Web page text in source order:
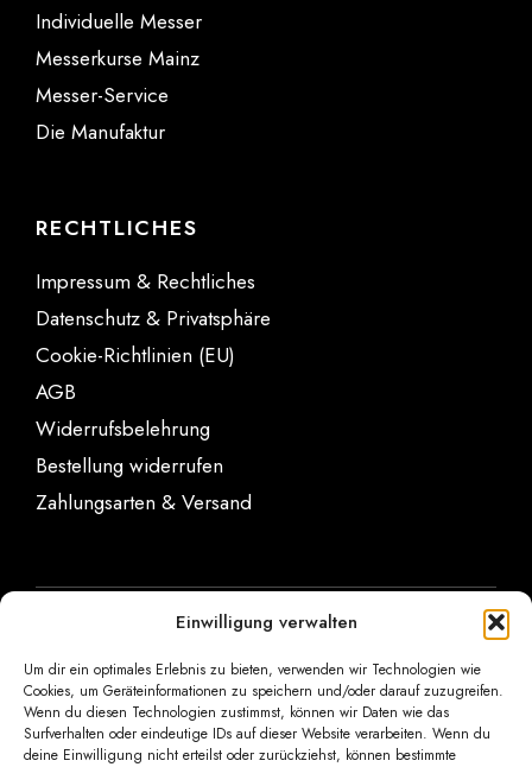
Einwilligung verwalten
Um dir ein optimales Erlebnis zu bieten, verwenden wir Technologien wie
Cookies, um Geräteinformationen zu speichern und/oder darauf zuzugreifen.
Wenn du diesen Technologien zustimmst, können wir Daten wie das
Surfverhalten oder eindeutige IDs auf dieser Website verarbeiten. Wenn du
deine Einwilligung nicht erteilst oder zurückziehst, können bestimmte
Individuelle Messer
Messerkurse Mainz
Messer-Service
Die Manufaktur
RECHTLICHES
Impressum & Rechtliches
Datenschutz & Privatsphäre
Cookie-Richtlinien (EU)
AGB
Widerrufsbelehrung
Bestellung widerrufen
Zahlungsarten & Versand
Messerservice anfragen
Messerkurse buchen
Gutscheine kaufen